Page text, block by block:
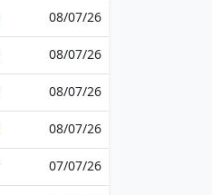
08/07/26
08/07/26
08/07/26
08/07/26
07/07/26